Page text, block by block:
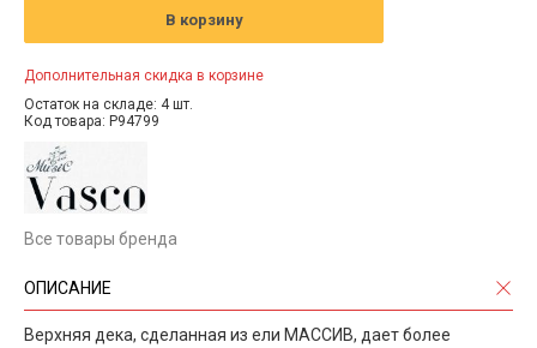
В корзину
Дополнительная скидка в корзине
Остаток на складе: 4 шт.
Код товара: P94799
Все товары бренда
ОПИСАНИЕ
Верхняя дека, сделанная из ели МАССИВ, дает более